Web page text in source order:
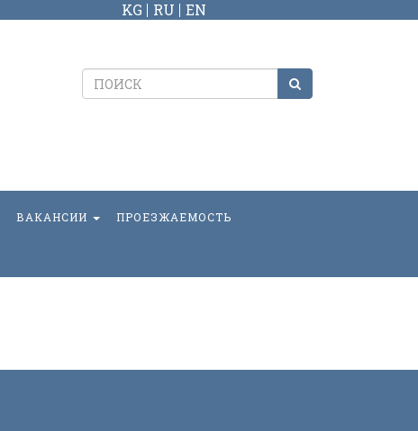
KG RU EN
ВАКАНСИИ ПРОЕЗЖАЕМОСТЬ